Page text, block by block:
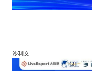
公共服务
媒体服务
公司介绍
加入我们
沙利文